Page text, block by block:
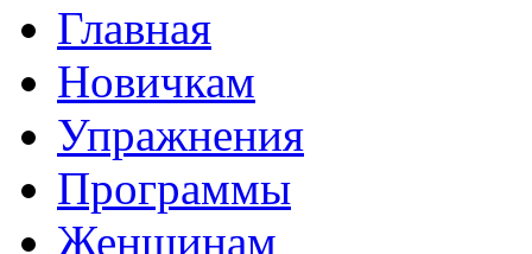
Главная
Новичкам
Упражнения
Программы
Женщинам